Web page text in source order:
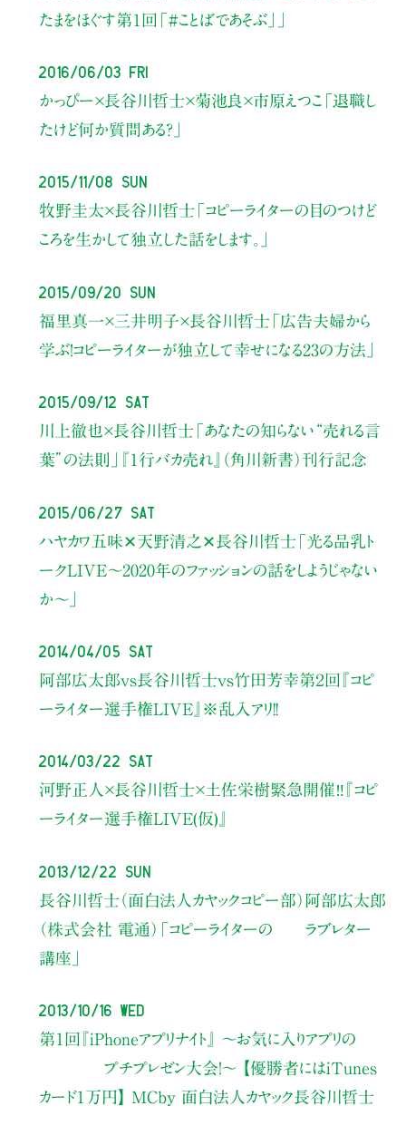
たまをほぐす第１回「#ことばであそぶ」」
2016/06/03 Fri
かっぴー×長谷川哲士×菊池良×市原えつこ 「退職し
たけど何か質問ある？」
2015/11/08 Sun
牧野圭太×長谷川哲士「コピーライターの目のつけど
ころを生かして独立した話をします。」
2015/09/20 Sun
福里真一×三井明子×長谷川哲士「広告夫婦から
学ぶ！コピーライターが独立して幸せになる23の方法」
2015/09/12 Sat
川上徹也×長谷川哲士「あなたの知らない“売れる言
葉”の法則」
『１行バカ売れ』（角川新書）刊行記念
2015/06/27 Sat
ハヤカワ五味✕天野清之✕長谷川哲士「光る品乳ト
ークLIVE～2020年のファッションの話をしようじゃない
か～」
2014/04/05 Sat
阿部広太郎vs長谷川哲士vs竹田芳幸第２回『コピ
ーライター選手権LIVE』※乱入アリ!!
2014/03/22 Sat
河野正人×長谷川哲士×土佐栄樹緊急開催‼︎『コピ
ーライター選手権LIVE(仮)』
2013/12/22 Sun
長谷川哲士（面白法人カヤックコピー部）阿部広太郎
（株式会社 電通）「コピーライターの ラブレター
講座」
2013/10/16 Wed
第１回『iPhoneアプリナイト』 〜お気に入りアプリの
プチプレゼン大会！〜 【優勝者にはiTunes
カード１万円】 MCby 面白法人カヤック長谷川哲士